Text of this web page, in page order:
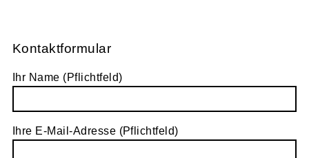
Kontaktformular
Ihr Name (Pflichtfeld)
Ihre E-Mail-Adresse (Pflichtfeld)